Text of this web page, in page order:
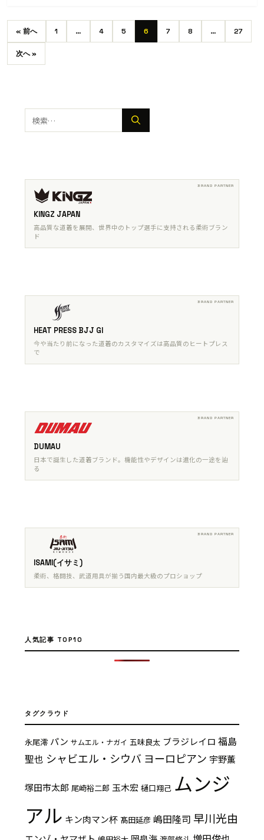
« 前へ 1 … 4 5 6 7 8 … 27
次へ »
検
索:
KINGZ JAPAN
高品質な道着を展開、世界中のトップ選手に支持される柔術ブラン
ド
HEAT PRESS BJJ GI
今や当たり前になった道着のカスタマイズは高品質のヒートプレス
で
DUMAU
日本で誕生した道着ブランド。機能性やデザインは進化の一途を辿
る
ISAMI(イサミ)
柔術、格闘技、武道用具が揃う国内最大級のプロショップ
人気記事 TOP10
タグクラウド
永尾澪 パン サムエル・ナガイ 五味良太 ブラジレイロ 福島
聖也 シャビエル・シウバ ヨーロピアン 宇野薫
塚田市太郎 尾崎裕二郎 玉木宏 樋口翔己 ムンジ
アル キン肉マン杯 髙田延彦 嶋田隆司 早川光由